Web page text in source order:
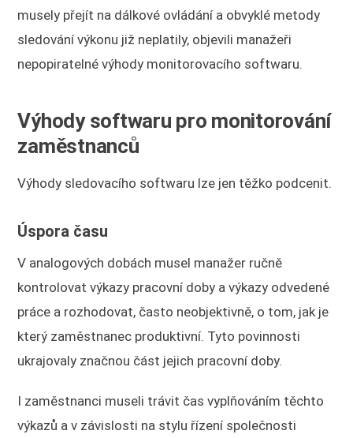
musely přejít na dálkové ovládání a obvyklé metody
sledování výkonu již neplatily, objevili manažeři
nepopiratelné výhody monitorovacího softwaru.
Výhody softwaru pro monitorování
zaměstnanců
Výhody sledovacího softwaru lze jen těžko podcenit.
Úspora času
V analogových dobách musel manažer ručně
kontrolovat výkazy pracovní doby a výkazy odvedené
práce a rozhodovat, často neobjektivně, o tom, jak je
který zaměstnanec produktivní. Tyto povinnosti
ukrajovaly značnou část jejich pracovní doby.
I zaměstnanci museli trávit čas vyplňováním těchto
výkazů a v závislosti na stylu řízení společnosti